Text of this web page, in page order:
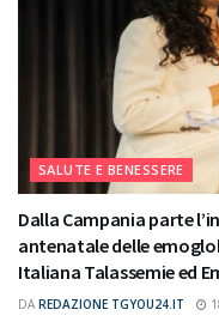
SALUTE E BENESSERE
Dalla Campania parte
antenatale delle
Italiana Talassemie ed
DA REDAZIONE TGYOU24.IT